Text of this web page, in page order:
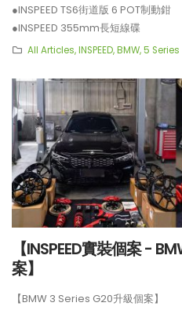
●INSPEED TS6街道版 6 POT制動鉗
●INSPEED 355mm長短線碟
**制動套裝適用於18吋或以上車鈴安裝
All Articles,INSPEED,BMW,5 Series
【INSPEED實裝個案 -
案】
【BMW 3 Series G20升級個案】